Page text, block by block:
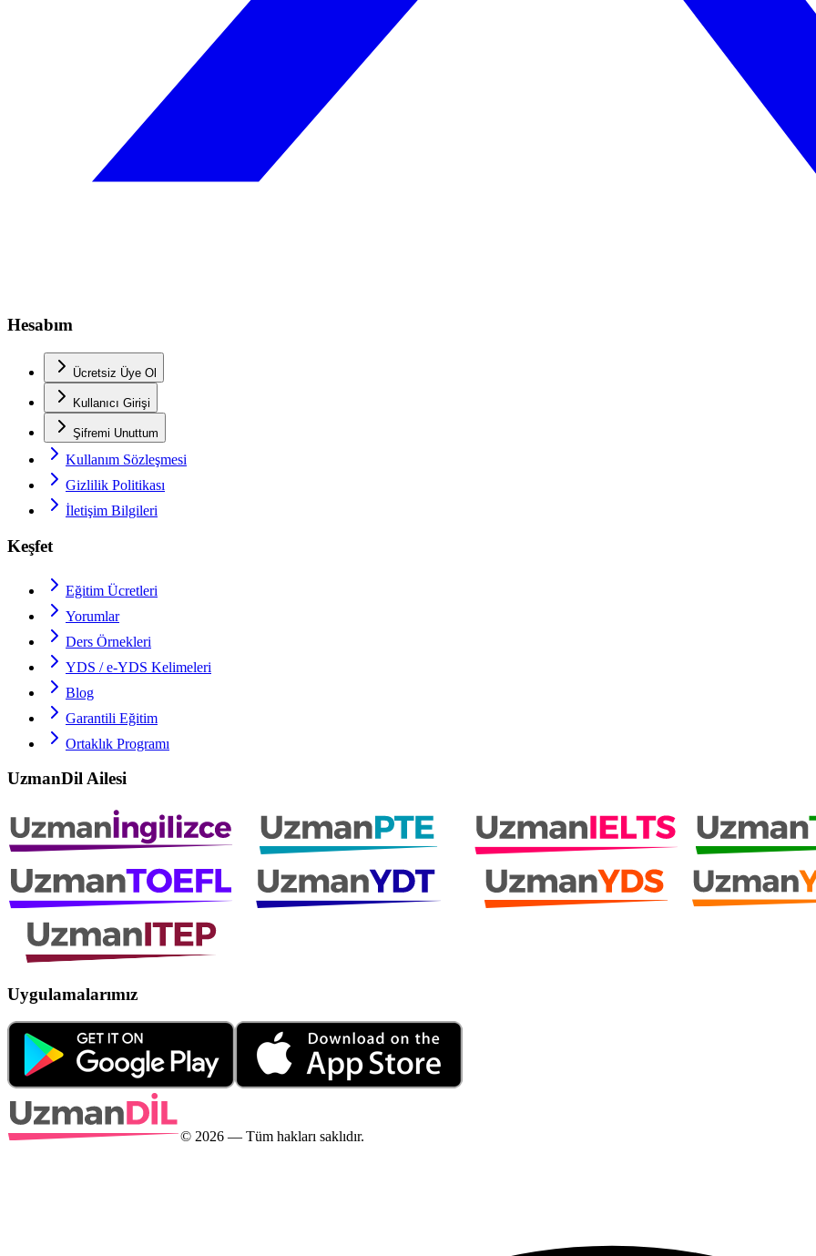
Hesabım
Ücretsiz Üye Ol
Kullanıcı Girişi
Şifremi Unuttum
Kullanım Sözleşmesi
Gizlilik Politikası
İletişim Bilgileri
Keşfet
Eğitim Ücretleri
Yorumlar
Ders Örnekleri
YDS / e-YDS Kelimeleri
Blog
Garantili Eğitim
Ortaklık Programı
UzmanDil Ailesi
Uygulamalarımız
© 2026 — Tüm hakları saklıdır.